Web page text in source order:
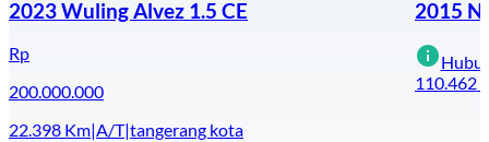
2023 Wuling Alvez 1.5 CE
Rp
200.000.000
22.398 Km|A/T|tangerang kota
2015
110.462